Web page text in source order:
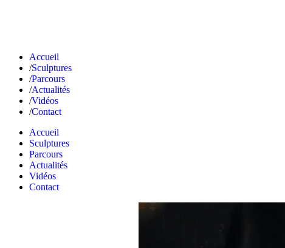
Accueil
Sculptures
Parcours
Actualités
Vidéos
Contact
Accueil
Sculptures
Parcours
Actualités
Vidéos
Contact